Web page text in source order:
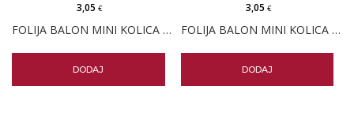
FOLIJA BALON MINI KOLICA PLAVA
3,05€
DODAJ
FOLIJA BALON MINI KOLICA ROZA
3,05 €
DODAJ